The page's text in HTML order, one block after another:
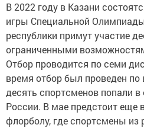
В 2022 году в Казани
игры Специальной
республики примут участие
ограниченными
Отбор проводится по семи
время отбор был проведен
десять спортсменов попали
России. В мае предстоит еще
флорболу, где спортсмены из